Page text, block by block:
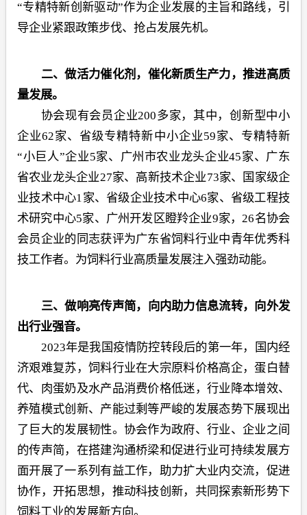
“专精特新创新驱动”作为企业发展的主旨和路线，引
导企业紧跟政策步伐、抢占发展先机。
二、做活力催化剂，催化新质生产力，推进高质
量发展。
协会现有会员企业200多家，其中，创新型中小
企业62家、省级专精特新中小企业59家、专精特新
“小巨人”企业5家、广州市农业龙头企业45家、广东
省农业龙头企业27家、高新技术企业73家、国家级企
业技术中心1家、省级企业技术中心6家、省级工程技
术研究中心5家、广州开发区瞪羚企业9家，26名协会
会员企业的同志获评为广东省饲料行业中青年优秀科
技工作者。为饲料行业高质量发展注入强劲动能。
三、做响亮传声简，向内助力信息流转，向外发
出行业强音。
2023年是我国疫情防控转段后的第一年，国内经
济艰难复苏，饲料行业在大宗原料价格高企，蛋白替
代、肉蛋奶及水产品消费价格低迷，行业降本增效、
养殖模式创新、产能过剩等严峻的发展态势下展现出
了巨大的发展韧性。协会作为政府、行业、企业之间
的传声简，在搭建沟通桥梁和促进行业可持续发展方
面开展了一系列有益工作，助力扩大业内交流，促进
协作，开拓思想，推动科技创新，共同探索新形势下
饲料工业的发展新方向。